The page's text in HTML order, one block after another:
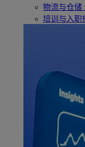
物流与仓储
培训与入职